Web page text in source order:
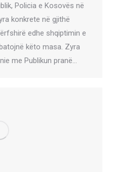
Policia e Kosovës në
konkrete në gjithë
edhe shqiptimin e
këto masa. Zyra
me Publikun pranë…